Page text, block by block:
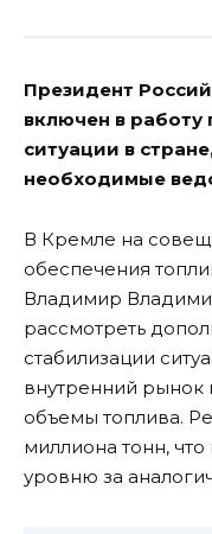
Президент
включен в работу
ситуации в
необходимые
В Кремле на
обеспечения
Владимир
рассмотреть
стабилизации
внутренний рынок
объемы топлива.
миллиона тонн, что
уровню за